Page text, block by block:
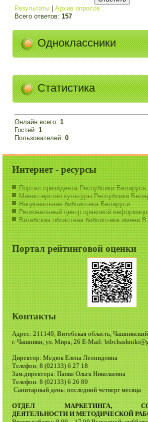
Результаты |Архив опросов
Всего ответов:157
Одноклассники
Статистика
Онлайн всего:1
Гостей:1
Пользователей:0
Интернет - ресурсы
Портал президента Республики Беларусь
Министерство культуры Республики
Национальная библиотека Беларуси
Региональный центр правовой
Витебская областная библиотека имени
Портал рейтинговой оценки
Контакты
Адрес: 211149, Витебская область,
г. Чашники, ул. Мира, 26 E-Mail:
Директор: Медюк Елена Леонидовна
Телефон: 8 (02133) 6 27 18
Зам.директора: Папко Ольга Николаевна
Телефон: 8 (02133) 6 26 89
Санитарный день: последний четверг месяца
ОТДЕЛ МАРКЕТИНГА,
ДЕЯТЕЛЬНОСТИ И МЕТОДИЧЕСКОЙ